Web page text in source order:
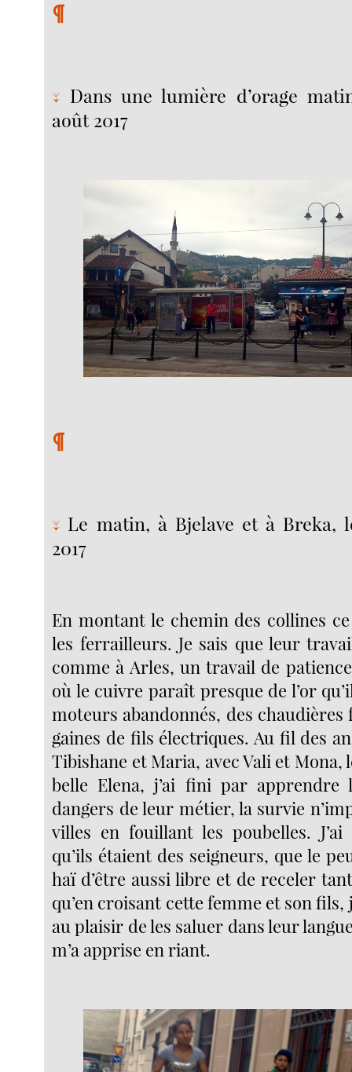
¶
↓ Dans une lumière d’orage
août 2017
¶
↓ Le matin, à Bjelave et à Breka,
2017
En montant le chemin des collines
les ferrailleurs. Je sais que leur
comme à Arles, un travail de
où le cuivre paraît presque de l’or
moteurs abandonnés, des chaudières
gaines de fils électriques. Au fil des
Tibishane et Maria, avec Vali et Mona,
belle Elena, j’ai fini par apprendre
dangers de leur métier, la survie
villes en fouillant les poubelles.
qu’ils étaient des seigneurs, que le
haï d’être aussi libre et de receler
qu’en croisant cette femme et son fils,
au plaisir de les saluer dans leur
m’a apprise en riant.